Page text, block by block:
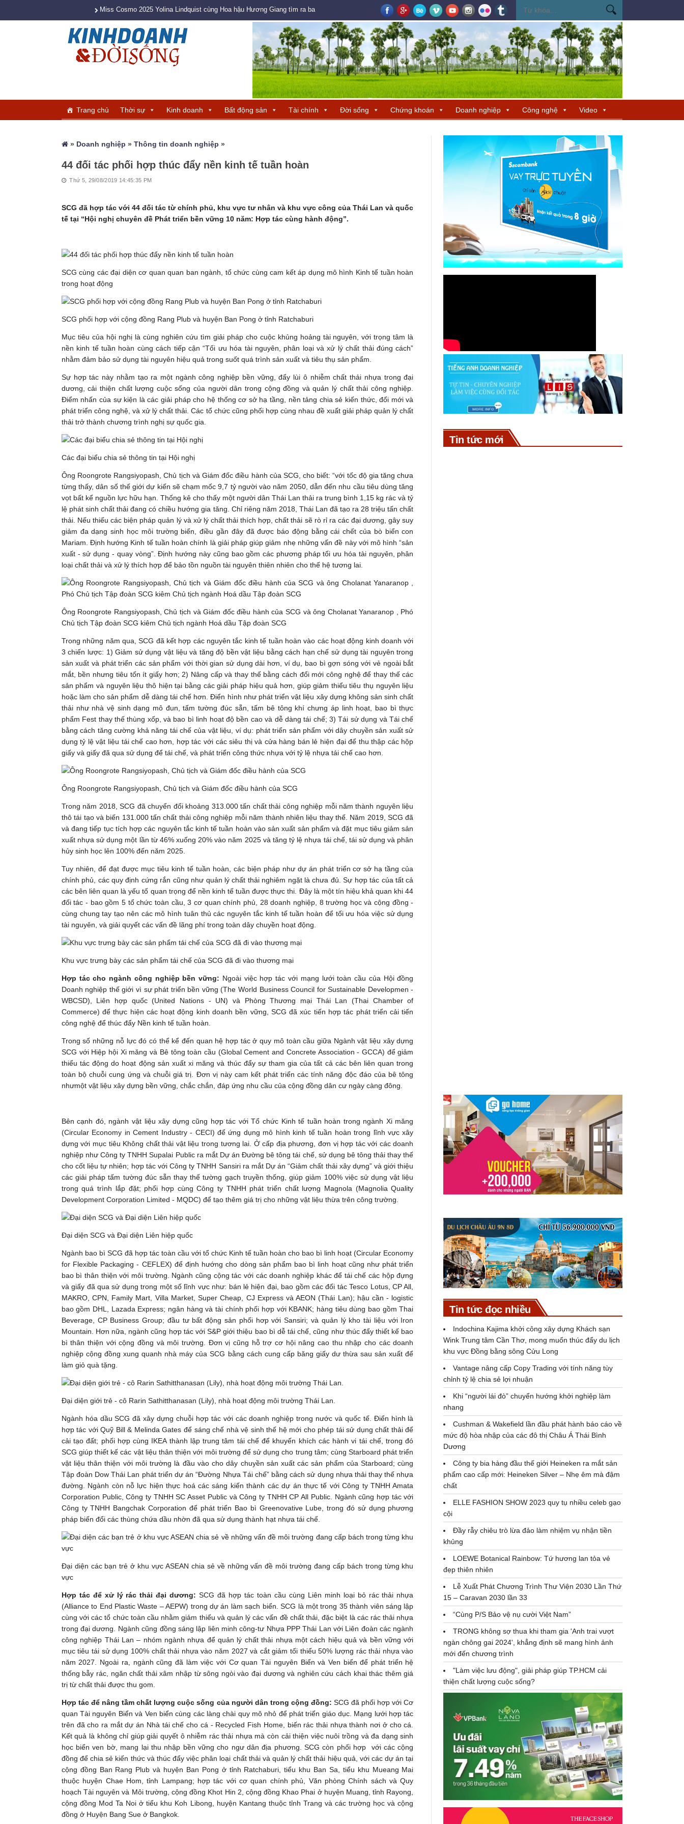
Miss Cosmo 2025 Yolina Lindquist cùng Hoa hậu Hương Giang tìm ra ba đại diện Trung Quốc – Hong Kong – Macau đến Miss Cosmo 2026 Miss Cosmo mở rộng kết nối văn hóa tại Nepal, tìm
Trang chủ Thời sự Kinh doanh Bất động sản Tài chính Đời sống Chứng khoán Doanh nghiệp Công nghệ Video
» Doanh nghiệp » Thông tin doanh nghiệp »
44 đối tác phối hợp thúc đẩy nền kinh tế tuần hoàn
Thứ 5, 29/08/2019 14:45:35 PM
SCG đã hợp tác với 44 đối tác từ chính phủ, khu vực tư nhân và khu vực công của Thái Lan và quốc
tế tại “Hội nghị chuyên đề Phát triển bền vững 10 năm: Hợp tác cùng hành động”.
SCG cùng các đại diện cơ quan quan ban ngành, tổ chức cùng cam kết áp dụng mô hình Kinh tế tuần hoàn
trong hoạt động
SCG phối hợp với cộng đồng Rang Plub và huyện Ban Pong ở tỉnh Ratchaburi
Mục tiêu của hội nghị là cùng nghiên cứu tìm giải pháp cho cuộc khủng hoảng tài nguyên, với trọng tâm là
nền kinh tế tuần hoàn cùng cách tiếp cận “Tối ưu hóa tài nguyên, phân loại và xử lý chất thải đúng cách”
nhằm đảm bảo sử dụng tài nguyên hiệu quả trong suốt quá trình sản xuất và tiêu thụ sản phẩm.
Sự hợp tác này nhằm tạo ra một ngành công nghiệp bền vững, đẩy lùi ô nhiễm chất thải nhựa trong đại
dương, cải thiện chất lượng cuộc sống của người dân trong cộng đồng và quản lý chất thải công nghiệp.
Điểm nhấn của sự kiện là các giải pháp cho hệ thống cơ sở hạ tầng, nền tảng chia sẻ kiến thức, đổi mới và
phát triển công nghệ, và xử lý chất thải. Các tổ chức cũng phối hợp cùng nhau đề xuất giải pháp quản lý chất
thải trở thành chương trình nghị sự quốc gia.
Các đại biểu chia sẻ thông tin tại Hội nghị
Ông Roongrote Rangsiyopash, Chủ tịch và Giám đốc điều hành của SCG, cho biết: “với tốc độ gia tăng chưa
từng thấy, dân số thế giới dự kiến sẽ chạm mốc 9,7 tỷ người vào năm 2050, dẫn đến nhu cầu tiêu dùng tăng
vọt bất kể nguồn lực hữu hạn. Thống kê cho thấy một người dân Thái Lan thải ra trung bình 1,15 kg rác và tỷ
lệ phát sinh chất thải đang có chiều hướng gia tăng. Chỉ riêng năm 2018, Thái Lan đã tạo ra 28 triệu tấn chất
thải. Nếu thiếu các biện pháp quản lý và xử lý chất thải thích hợp, chất thải sẽ rò rỉ ra các đại dương, gây suy
giảm đa dạng sinh học môi trường biển, điều gần đây đã được báo động bằng cái chết của bò biển con
Mariam. Định hướng Kinh tế tuần hoàn chính là giải pháp giúp giảm nhẹ những vấn đề này với mô hình “sản
xuất - sử dụng - quay vòng”. Định hướng này cũng bao gồm các phương pháp tối ưu hóa tài nguyên, phân
loại chất thải và xử lý thích hợp để bảo tồn nguồn tài nguyên thiên nhiên cho thế hệ tương lai.
Ông Roongrote Rangsiyopash, Chủ tịch và Giám đốc điều hành của SCG và ông Cholanat Yanaranop , Phó
Chủ tịch Tập đoàn SCG kiêm Chủ tịch ngành Hoá dầu Tập đoàn SCG
Trong những năm qua, SCG đã kết hợp các nguyên tắc kinh tế tuần hoàn vào các hoạt động kinh doanh với
3 chiến lược: 1) Giảm sử dụng vật liệu và tăng độ bền vật liệu bằng cách hạn chế sử dụng tài nguyên trong
sản xuất và phát triển các sản phẩm với thời gian sử dụng dài hơn, ví dụ, bao bì gợn sóng với vẻ ngoài bắt
mắt, bền nhưng tiêu tốn ít giấy hơn; 2) Nâng cấp và thay thế bằng cách đổi mới công nghệ để thay thế các
sản phẩm và nguyên liệu thô hiện tại bằng các giải pháp hiệu quả hơn, giúp giảm thiểu tiêu thụ nguyên liệu
hoặc làm cho sản phẩm dễ dàng tái chế hơn. Điển hình như phát triển vật liệu xây dựng không sản sinh chất
thải như nhà vệ sinh dạng mô đun, tấm tường đúc sẵn, tấm bê tông khí chưng áp linh hoạt, bao bì thực
phẩm Fest thay thế thùng xốp, và bao bì linh hoạt độ bền cao và dễ dàng tái chế; 3) Tái sử dụng và Tái chế
bằng cách tăng cường khả năng tái chế của vật liệu, ví dụ: phát triển sản phẩm với dây chuyền sản xuất sử
dụng tỷ lệ vật liệu tái chế cao hơn, hợp tác với các siêu thị và cửa hàng bán lẻ hiện đại để thu thập các hộp
giấy và giấy đã qua sử dụng để tái chế, và phát triển công thức nhựa với tỷ lệ nhựa tái chế cao hơn.
Ông Roongrote Rangsiyopash, Chủ tịch và Giám đốc điều hành của SCG
Trong năm 2018, SCG đã chuyển đổi khoảng 313.000 tấn chất thải công nghiệp mỗi năm thành nguyên liệu
thô tái tạo và biến 131.000 tấn chất thải công nghiệp mỗi năm thành nhiên liệu thay thế. Năm 2019, SCG đã
và đang tiếp tục tích hợp các nguyên tắc kinh tế tuần hoàn vào sản xuất sản phẩm và đặt mục tiêu giảm sản
xuất nhựa sử dụng một lần từ 46% xuống 20% vào năm 2025 và tăng tỷ lệ nhựa tái chế, tái sử dụng và phân
hủy sinh học lên 100% đến năm 2025.
Tuy nhiên, để đạt được mục tiêu kinh tế tuần hoàn, các biện pháp như dự án phát triển cơ sở hạ tầng của
chính phủ, các quy định cứng rắn cũng như quản lý chất thải nghiêm ngặt là chưa đủ. Sự hợp tác của tất cả
các bên liên quan là yếu tố quan trọng để nền kinh tế tuần được thực thi. Đây là một tín hiệu khả quan khi 44
đối tác - bao gồm 5 tổ chức toàn cầu, 3 cơ quan chính phủ, 28 doanh nghiệp, 8 trường học và cộng đồng -
cùng chung tay tạo nên các mô hình tuân thủ các nguyên tắc kinh tế tuần hoàn để tối ưu hóa việc sử dụng
tài nguyên, và giải quyết các vấn đề lãng phí trong toàn dây chuyền hoạt động.
Khu vực trưng bày các sản phẩm tái chế của SCG đã đi vào thương mại
Hợp tác cho ngành công nghiệp bền vững: Ngoài việc hợp tác với mạng lưới toàn cầu của Hội đồng
Doanh nghiệp thế giới vì sự phát triển bền vững (The World Business Council for Sustainable Developmen -
WBCSD), Liên hợp quốc (United Nations - UN) và Phòng Thương mại Thái Lan (Thai Chamber of
Commerce) để thực hiện các hoạt động kinh doanh bền vững, SCG đã xúc tiến hợp tác phát triển cải tiến
công nghệ để thúc đẩy Nền kinh tế tuần hoàn.
Trong số những nỗ lực đó có thể kể đến quan hệ hợp tác ở quy mô toàn cầu giữa Ngành vật liệu xây dựng
SCG với Hiệp hội Xi măng và Bê tông toàn cầu (Global Cement and Concrete Association - GCCA) để giảm
thiểu tác động do hoạt động sản xuất xi măng và thúc đẩy sự tham gia của tất cả các bên liên quan trong
toàn bộ chuỗi cung ứng và chuỗi giá trị. Đơn vị này cam kết phát triển các tính năng độc đáo của bê tông
nhưmột vật liệu xây dựng bền vững, chắc chắn, đáp ứng nhu cầu của cộng đồng dân cư ngày càng đông.
Bên cạnh đó, ngành vật liệu xây dựng cũng hợp tác với Tổ chức Kinh tế tuần hoàn trong ngành Xi măng
(Circular Economy in Cement Industry - CECI) để ứng dụng mô hình kinh tế tuần hoàn trong lĩnh vực xây
dựng với mục tiêu Không chất thải vật liệu trong tương lai. Ở cấp địa phương, đơn vị hợp tác với các doanh
nghiệp như Công ty TNHH Supalai Public ra mắt Dự án Đường bê tông tái chế, sử dụng bê tông thải thay thế
cho cốt liệu tự nhiên; hợp tác với Công ty TNHH Sansiri ra mắt Dự án “Giảm chất thải xây dựng” và giới thiệu
các giải pháp tấm tường đúc sẵn thay thế tường gạch truyền thống, giúp giảm 100% việc sử dụng vật liệu
trong quá trình lắp đặt; phối hợp cùng Công ty TNHH phát triển chất lượng Magnola (Magnolia Quality
Development Corporation Limited - MQDC) để tạo thêm giá trị cho những vật liệu thừa trên công trường.
Đại diện SCG và Đại diện Liên hiệp quốc
Ngành bao bì SCG đã hợp tác toàn cầu với tổ chức Kinh tế tuần hoàn cho bao bì linh hoạt (Circular Economy
for Flexible Packaging - CEFLEX) để định hướng cho dòng sản phẩm bao bì linh hoạt cũng như phát triển
bao bì thân thiện với môi trường. Ngành cũng cộng tác với các doanh nghiệp khác để tái chế các hộp đựng
và giấy đã qua sử dụng trong một số lĩnh vực như: bán lẻ hiện đại, bao gồm các đối tác Tesco Lotus, CP All,
MAKRO, CPN, Family Mart, Villa Market, Super Cheap, CJ Express và AEON (Thái Lan); hậu cần - logistic
bao gồm DHL, Lazada Express; ngân hàng và tài chính phối hợp với KBANK; hàng tiêu dùng bao gồm Thai
Beverage, CP Business Group; đầu tư bất động sản phối hơp với Sansiri; và quản lý kho tài liệu với Iron
Mountain. Hơn nữa, ngành cũng hợp tác với S&P giới thiệu bao bì dễ tái chế, cũng như thúc đẩy thiết kế bao
bì thân thiện với cộng đồng và môi trường. Đơn vị cũng hỗ trợ cơ hội nâng cao thu nhập cho các doanh
nghiệp cộng đồng xung quanh nhà máy của SCG bằng cách cung cấp băng giấy dư thừa sau sản xuất để
làm giỏ quà tặng.
Đại diện giới trẻ - cô Rarin Sathitthanasan (Lily), nhà hoạt động môi trường Thái Lan.
Ngành hóa dầu SCG đã xây dựng chuỗi hợp tác với các doanh nghiệp trong nước và quốc tế. Điển hình là
hợp tác với Quỹ Bill & Melinda Gates để sáng chế nhà vệ sinh thế hệ mới cho phép tái sử dụng chất thải để
cải tạo đất; phối hợp cùng IKEA thành lập trung tâm tái chế để khuyến khích các hành vi tái chế, trong đó
SCG giúp thiết kế các vật liệu thân thiện với môi trường để sử dụng cho trung tâm; cùng Starboard phát triển
vật liệu thân thiện với môi trường là đầu vào cho dây chuyền sản xuất các sản phẩm của Starboard; cùng
Tập đoàn Dow Thái Lan phát triển dự án “Đường Nhựa Tái chế” bằng cách sử dụng nhựa thải thay thế nhựa
đường. Ngành còn nỗ lực hiện thực hoá các sáng kiến thành các dự án thực tế với Công ty TNHH Amata
Corporation Public, Công ty TNHH SC Asset Public và Công ty TNHH CP All Public. Ngành cũng hợp tác với
Công ty TNHH Bangchak Corporation để phát triển Bao bì Greenovative Lube, trong đó sử dụng phương
pháp biến đổi các thùng chứa dầu nhờn đã qua sử dụng thành hạt nhựa tái chế.
Đại diện các bạn trẻ ở khu vực ASEAN chia sẻ về những vấn đề môi trường đang cấp bách trong từng khu
vực
Hợp tác để xử lý rác thải đại dương:SCG đã hợp tác toàn cầu cùng Liên minh loại bỏ rác thải nhựa
(Alliance to End Plastic Waste – AEPW) trong dự án làm sạch biển. SCG là một trong 35 thành viên sáng lập
cùng với các tổ chức toàn cầu nhằm giảm thiểu và quản lý các vấn đề chất thải, đặc biệt là các rác thải nhựa
trong đại dương. Ngành cũng đồng sáng lập liên minh công-tư Nhựa PPP Thái Lan với Liên đoàn các ngành
công nghiệp Thái Lan – nhóm ngành nhựa để quản lý chất thải nhựa một cách hiệu quả và bền vững với
mục tiêu tái sử dụng 100% chất thải nhựa vào năm 2027 và cắt giảm tối thiểu 50% lượng rác thải nhựa vào
năm 2027. Ngoài ra, ngành cũng đã làm việc với Cơ quan Tài nguyên Biển và Ven biển để phát triển hệ
thống bẫy rác, ngăn chất thải xâm nhập từ sông ngòi vào đại dương và nghiên cứu cách khai thác thêm giá
trị từ chất thải được thu gom.
Hợp tác để nâng tầm chất lượng cuộc sống của người dân trong cộng đồng: SCG đã phối hợp với Cơ
quan Tài nguyên Biển và Ven biển cùng các làng chài quy mô nhỏ để phát triển giáo dục. Mạng lưới hợp tác
trên đã cho ra mắt dự án Nhà tái chế cho cá - Recycled Fish Home, biến rác thải nhựa thành nơi ở cho cá.
Kết quả là không chỉ giúp giải quyết ô nhiễm rác thải nhựa mà còn cải thiện việc nuôi trồng và đa dạng sinh
học biển ven bờ, mang lại thu nhập bền vững cho ngư dân địa phương. SCG còn phối hợp với các cộng
đồng để chia sẻ kiến thức và thúc đẩy việc phân loại chất thải và quản lý chất thải hiệu quả, với các dự án tại
cộng đồng Ban Rang Plub và huyện Ban Pong ở tỉnh Ratchaburi, tiểu khu Ban Sa, tiểu khu Mueang Mai
thuộc huyện Chae Hom, tỉnh Lampang; hợp tác với cơ quan chính phủ, Văn phòng Chính sách và Quy
hoạch Tài nguyên và Môi trường, cộng đồng Khot Hin 2, cộng đồng Khao Phai ở huyện Muang, tỉnh Rayong,
cộng đồng Mod Ta Noi ở tiểu khu Koh Libong, huyện Kantang thuộc tỉnh Trang và các trường học và cộng
đồng ở Huyện Bang Sue ở Bangkok.
Tin tức mới
Tin tức đọc nhiều
Indochina Kajima khởi công xây dựng Khách sạn
Wink Trung tâm Cần Thơ, mong muốn thúc đẩy du lịch
khu vực Đồng bằng sông Cửu Long
Vantage nâng cấp Copy Trading với tính năng tùy
chỉnh tỷ lệ chia sẻ lợi nhuận
Khi “người lái đò” chuyển hướng khởi nghiệp làm
nhang
Cushman & Wakefield lần đầu phát hành báo cáo về
mức độ hòa nhập của các đô thị Châu Á Thái Bình
Dương
Công ty bia hàng đầu thế giới Heineken ra mắt sản
phẩm cao cấp mới: Heineken Silver – Nhẹ êm mà đậm
chất
ELLE FASHION SHOW 2023 quy tụ nhiều celeb gạo
cội
Đầy rẫy chiêu trò lừa đảo làm nhiệm vụ nhận tiền
khủng
LOEWE Botanical Rainbow: Tứ hương lan tỏa vẻ
đẹp thiên nhiên
Lễ Xuất Phát Chương Trình Thư Viện 2030 Lần Thứ
15 – Caravan 2030 lần 33
“Cùng P/S Bảo vệ nụ cười Việt Nam”
TRONG không sợ thua khi tham gia 'Anh trai vượt
ngàn chông gai 2024', khẳng định sẽ mang hình ảnh
mới đến chương trình
"Làm việc lưu động", giải pháp giúp TP.HCM cải
thiện chất lượng cuộc sống?